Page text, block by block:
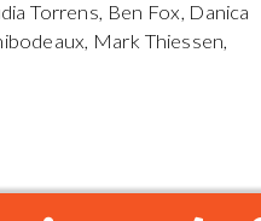
Torrens, Ben Fox, Danica
Mark Thiessen,